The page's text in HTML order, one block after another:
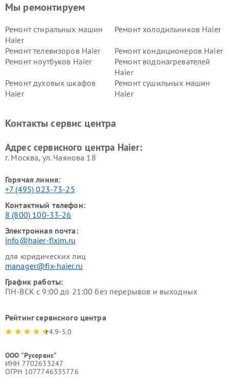
Мы ремонтируем
Ремонт стиральных машин
Haier
Ремонт холодильников Haier
Ремонт телевизоров Haier
Ремонт кондиционеров Haier
Ремонт ноутбуков Haier
Ремонт водонагревателей
Haier
Ремонт духовых шкафов
Haier
Ремонт сушильных машин
Haier
Ремонт роботов-пылесосов
Ремонт посудомоечных
Контакты сервис центра
Адрес сервисного центра Haier:
г. Москва, ул. Чаянова 18
Горячая линия:
+7 (495) 023-73-25
Контактный телефон:
8 (800) 100-33-26
Электронная почта:
info@haier-fixim.ru
для юридических лиц
manager@fix-haier.ru
График работы:
ПН-ВСК с 9:00 до 21:00 без перерывов и выходных
Рейтинг сервисного центра
4.9-5.0
ООО "Русервис"
ИНН 7702633247
ОГРН 1077746335776